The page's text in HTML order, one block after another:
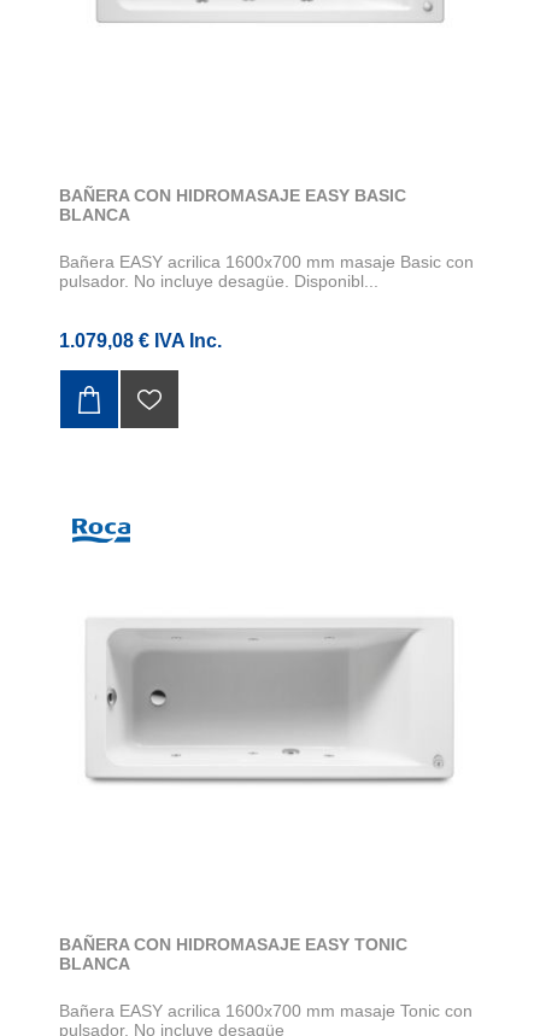
BAÑERA CON HIDROMASAJE EASY BASIC
BLANCA
Bañera EASY acrilica 1600x700 mm masaje Basic con
pulsador. No incluye desagüe. Disponibl...
1.079,08 € IVA Inc.
BAÑERA CON HIDROMASAJE EASY TONIC
BLANCA
Bañera EASY acrilica 1600x700 mm masaje Tonic con
pulsador. No incluye desagüe